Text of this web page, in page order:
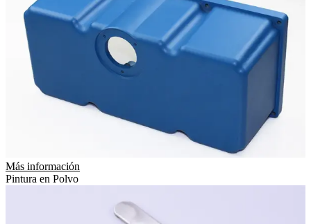
Más información
Pintura en Polvo